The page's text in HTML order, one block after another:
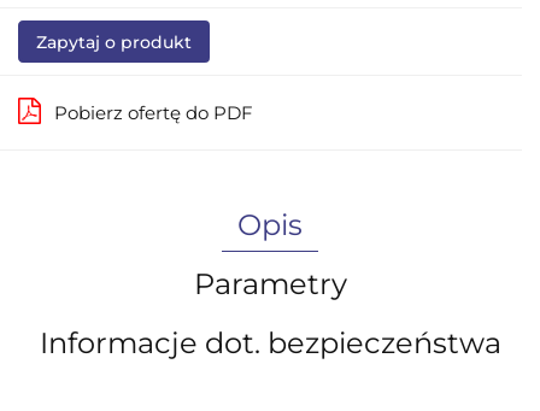
Zapytaj o produkt
Pobierz ofertę do PDF
Opis
Parametry
Informacje dot. bezpieczeństwa